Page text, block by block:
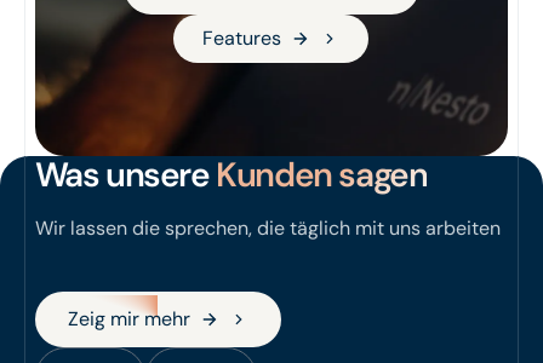
Features
Features
Was unsereKunden sagen
Wir lassen die sprechen, die täglich mit uns arbeiten
Zeig mir mehr
Zeig mir mehr